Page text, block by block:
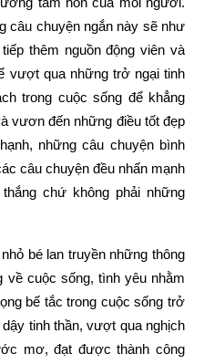
câu chuyện ngắn này sẽ như
thêm nguồn động viên và
vượt qua những trở ngại tinh
trong cuộc sống để khẳng
vươn đến những điều tốt đẹp
những câu chuyện bình
câu chuyện đều nhấn mạnh
chứ không phải những
bé lan truyền những thông
cuộc sống, tình yêu nhằm
bế tắc trong cuộc sống trở
tinh thần, vượt qua nghịch
mơ, đạt được thành công